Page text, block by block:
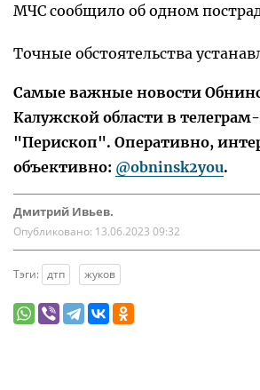
МЧС сообщило об одном
Точные обстоятельства
Самые важные новости
Калужской области в
"Перископ". Оперативно,
объективно: @obninsk2you.
Дмитрий Ивьев.
Опубликовано: 13.06.2023 09:32
Тэги: дтп жуков